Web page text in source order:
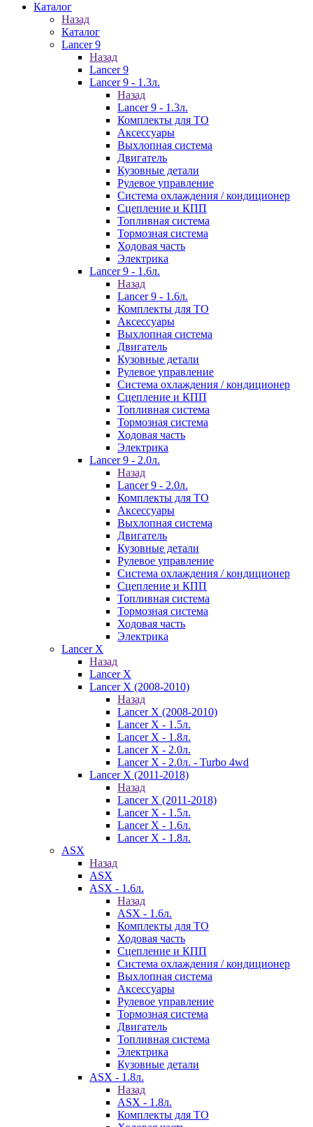
Каталог
Назад
Каталог
Lancer 9
Назад
Lancer 9
Lancer 9 - 1.3л.
Назад
Lancer 9 - 1.3л.
Комплекты для ТО
Аксессуары
Выхлопная система
Двигатель
Кузовные детали
Рулевое управление
Система охлаждения / кондиционер
Сцепление и КПП
Топливная система
Тормозная система
Ходовая часть
Электрика
Lancer 9 - 1.6л.
Назад
Lancer 9 - 1.6л.
Комплекты для ТО
Аксессуары
Выхлопная система
Двигатель
Кузовные детали
Рулевое управление
Система охлаждения / кондиционер
Сцепление и КПП
Топливная система
Тормозная система
Ходовая часть
Электрика
Lancer 9 - 2.0л.
Назад
Lancer 9 - 2.0л.
Комплекты для ТО
Аксессуары
Выхлопная система
Двигатель
Кузовные детали
Рулевое управление
Система охлаждения / кондиционер
Сцепление и КПП
Топливная система
Тормозная система
Ходовая часть
Электрика
Lancer X
Назад
Lancer X
Lancer X (2008-2010)
Назад
Lancer X (2008-2010)
Lancer X - 1.5л.
Lancer X - 1.8л.
Lancer X - 2.0л.
Lancer X - 2.0л. - Turbo 4wd
Lancer X (2011-2018)
Назад
Lancer X (2011-2018)
Lancer X - 1.5л.
Lancer X - 1.6л.
Lancer X - 1.8л.
ASX
Назад
ASX
ASX - 1.6л.
Назад
ASX - 1.6л.
Комплекты для ТО
Ходовая часть
Сцепление и КПП
Система охлаждения / кондиционер
Выхлопная система
Аксессуары
Рулевое управление
Тормозная система
Двигатель
Топливная система
Электрика
Кузовные детали
ASX - 1.8л.
Назад
ASX - 1.8л.
Комплекты для ТО